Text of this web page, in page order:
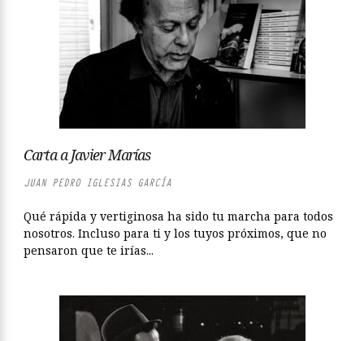
Carta a Javier Marías
JUAN PEDRO IGLESIAS GARCÍA
Qué rápida y vertiginosa ha sido tu marcha para todos
nosotros. Incluso para ti y los tuyos próximos, que no
pensaron que te irías...